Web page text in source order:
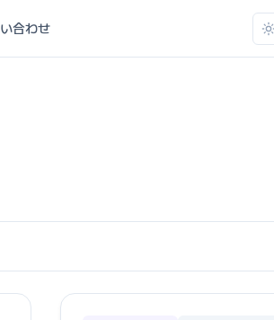
合わせ